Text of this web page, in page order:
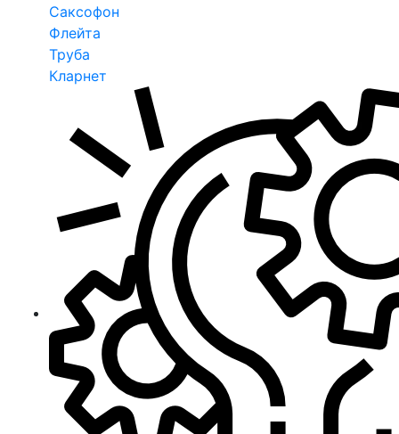
Саксофон
Флейта
Труба
Кларнет